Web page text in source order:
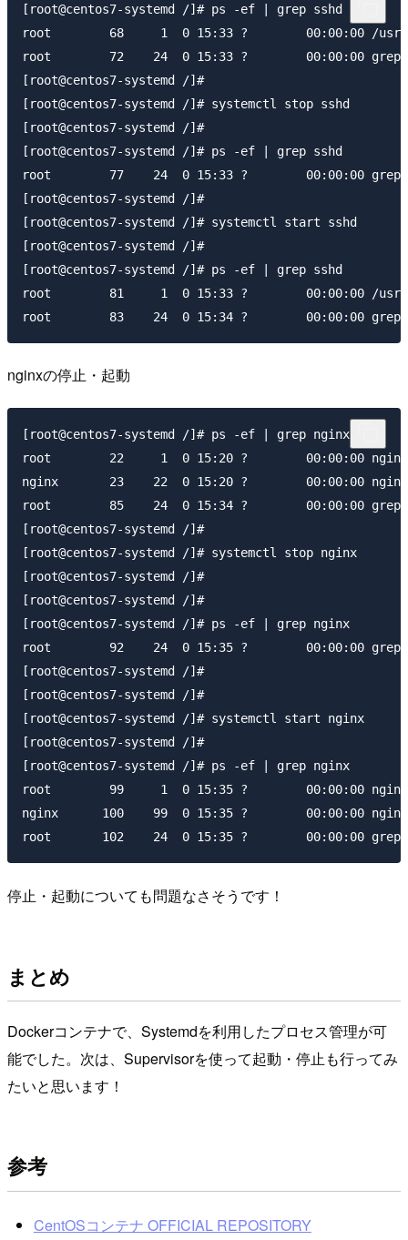
[root@centos7-systemd /]# ps -ef | grep sshd
root        68     1  0 15:33 ?        00:00:00 /usr/
root        72    24  0 15:33 ?        00:00:00 grep
[root@centos7-systemd /]#
[root@centos7-systemd /]# systemctl stop sshd
[root@centos7-systemd /]#
[root@centos7-systemd /]# ps -ef | grep sshd
root        77    24  0 15:33 ?        00:00:00 grep
[root@centos7-systemd /]#
[root@centos7-systemd /]# systemctl start sshd
[root@centos7-systemd /]#
[root@centos7-systemd /]# ps -ef | grep sshd
root        81     1  0 15:33 ?        00:00:00 /usr/
nginxの停止・起動
[root@centos7-systemd /]# ps -ef | grep nginx
root        22     1  0 15:20 ?        00:00:00 nginx:
nginx       23    22  0 15:20 ?        00:00:00 nginx:
root        85    24  0 15:34 ?        00:00:00 grep
[root@centos7-systemd /]#
[root@centos7-systemd /]# systemctl stop nginx
[root@centos7-systemd /]#
[root@centos7-systemd /]#
[root@centos7-systemd /]# ps -ef | grep nginx
root        92    24  0 15:35 ?        00:00:00 grep
[root@centos7-systemd /]#
[root@centos7-systemd /]#
[root@centos7-systemd /]# systemctl start nginx
[root@centos7-systemd /]#
[root@centos7-systemd /]# ps -ef | grep nginx
root        99     1  0 15:35 ?        00:00:00 nginx:
nginx      100    99  0 15:35 ?        00:00:00 nginx:
停止・起動についても問題なさそうです！
まとめ
Dockerコンテナで、Systemdを利用したプロセス管理が可
能でした。次は、Supervisorを使って起動・停止も行ってみ
たいと思います！
参考
CentOSコンテナ OFFICIAL REPOSITORY